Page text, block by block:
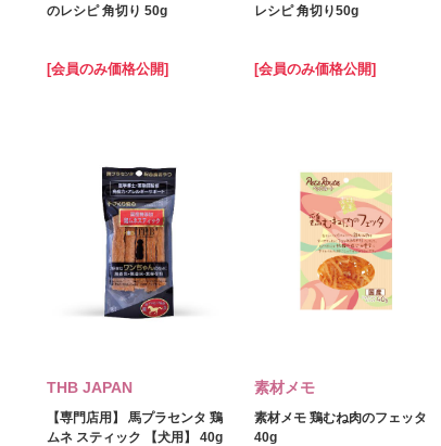
のレシピ 角切り 50g
[会員のみ価格公開]
レシピ 角切り50g
[会員のみ価格公開]
THB JAPAN
【専門店用】 馬プラセンタ 鶏
ムネ スティック 【犬用】 40g
素材メモ
素材メモ 鶏むね肉のフェッタ
40g